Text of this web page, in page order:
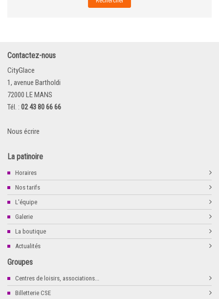
Contactez-nous
CityGlace
1, avenue Bartholdi
72000 LE MANS
Tél. : 02 43 80 66 66
Nous écrire
La patinoire
Horaires
Nos tarifs
L'équipe
Galerie
La boutique
Actualités
Groupes
Centres de loisirs, associations...
Billetterie CSE